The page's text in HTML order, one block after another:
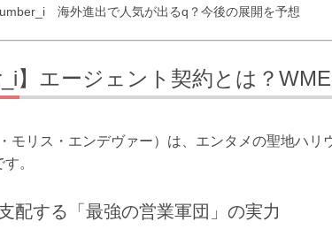
海外進出で人気が出るq？今後の展開を予想
】エージェント契約とは？
モリス・エンデヴァー）は、エンタメの聖地ハリ
。
配する「最強の営業軍団」の実力